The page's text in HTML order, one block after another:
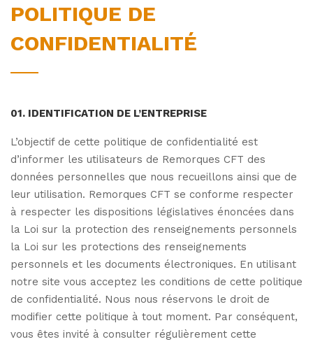
POLITIQUE DE
CONFIDENTIALITÉ
01. IDENTIFICATION DE L’ENTREPRISE
L’objectif de cette politique de confidentialité est
d’informer les utilisateurs de Remorques CFT des
données personnelles que nous recueillons ainsi que de
leur utilisation. Remorques CFT se conforme respecter
à respecter les dispositions législatives énoncées dans
la Loi sur la protection des renseignements personnels
la Loi sur les protections des renseignements
personnels et les documents électroniques. En utilisant
notre site vous acceptez les conditions de cette politique
de confidentialité. Nous nous réservons le droit de
modifier cette politique à tout moment. Par conséquent,
vous êtes invité à consulter régulièrement cette